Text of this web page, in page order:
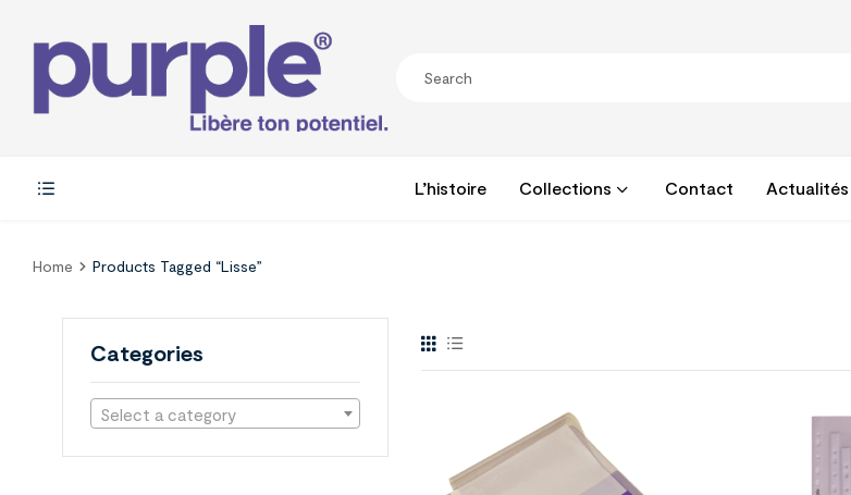
L’histoire Collections Contact Actualités
Home Products Tagged “lisse”
Categories
Select a category